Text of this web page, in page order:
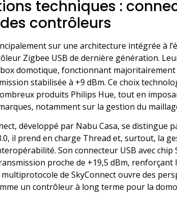
techniques :
contrôleurs
sur une architecture intégrée à
Zigbee USB de dernière génération.
domotique, fonctionnant majoritairement
stabilisée à +9 dBm. Ce choix
produits Philips Hue, tout en
notamment sur la gestion du
développé par Nabu Casa, se distingue
il prend en charge Thread et, surtout, la
Son connecteur USB avec chip
proche de +19,5 dBm,
multiprotocole de SkyConnect ouvre des
un contrôleur à long terme pour la